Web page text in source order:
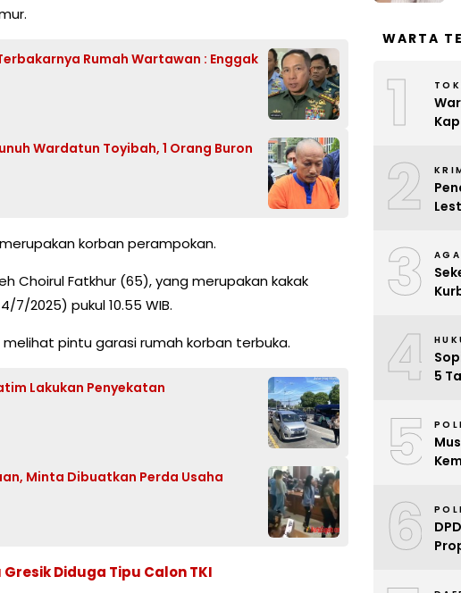
Rumah Wartawan : Enggak
Wardatun Toyibah, 1 Orang Buron
korban perampokan.
Choirul Fatkhur (65), yang merupakan kakak
7/2025) pukul 10.55 WIB.
pintu garasi rumah korban terbuka.
Lakukan Penyekatan
Minta Dibuatkan Perda Usaha
Gresik Diduga Tipu Calon TKI
WARTA
1
2
3
4
5
5
6